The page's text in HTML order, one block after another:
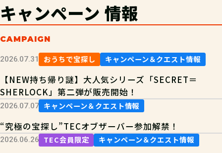
キャンペーン 情報
CAMPAIGN
2026.07.31 おうちで宝探し キャンペーン＆クエスト情報
【NEW持ち帰り謎】大人気シリーズ「SECRET＝
SHERLOCK」第二弾が販売開始！
2026.07.07 キャンペーン＆クエスト情報
“究極の宝探し”TECオブザーバー参加解禁！
2026.06.26 TEC会員限定 キャンペーン＆クエスト情報